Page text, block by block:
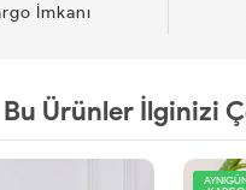
İmkanı
Bu Ürünler İlginizi